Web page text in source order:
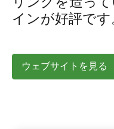
インが好評です
ウェブサイトを見る